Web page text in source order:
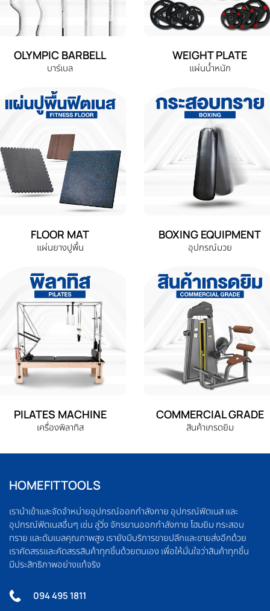
OLYMPIC BARBELL
บาร์เบล
WEIGHT PLATE
แผ่นน้ำหนัก
FLOOR MAT
แผ่นยางปูพื้น
BOXING EQUIPMENT
อุปกรณ์มวย
PILATES MACHINE
เครื่องพิลาทิส
COMMERCIAL GRADE
สินค้าเกรดยิม
HOMEFITTOOLS
เรานำเข้าและจัดจำหน่ายอุปกรณ์ออกกำลังกาย อุปกรณ์ฟิตเนส และ
อุปกรณ์ฟิตเนสอื่นๆ เช่น ลู่วิ่ง จักรยานออกกำลังกาย โฮมยิม กระสอบ
ทราย และดัมเบลคุณภาพสูง เรายังมีบริการขายปลีกและขายส่งอีกด้วย
เราคัดสรรและคัดสรรสินค้าทุกชิ้นด้วยตนเอง เพื่อให้มั่นใจว่าสินค้าทุกชิ้น
มีประสิทธิภาพอย่างแท้จริง
094 495 1811